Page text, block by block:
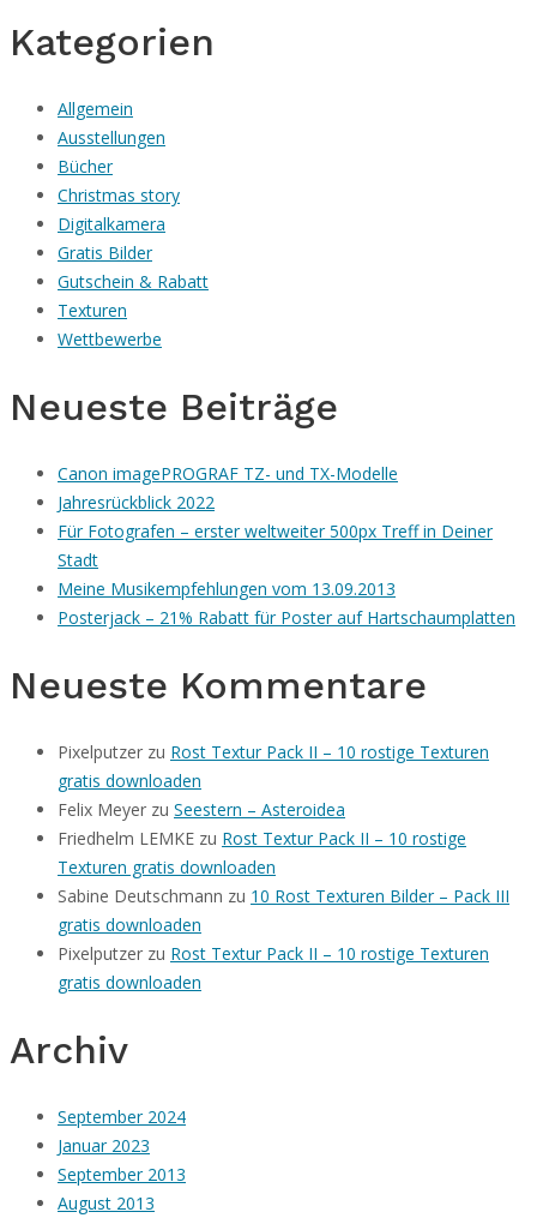
Kategorien
Allgemein
Ausstellungen
Bücher
Christmas story
Digitalkamera
Gratis Bilder
Gutschein & Rabatt
Texturen
Wettbewerbe
Neueste Beiträge
Canon imagePROGRAF TZ- und TX-Modelle
Jahresrückblick 2022
Für Fotografen – erster weltweiter 500px Treff in Deiner
Stadt
Meine Musikempfehlungen vom 13.09.2013
Posterjack – 21% Rabatt für Poster auf Hartschaumplatten
Neueste Kommentare
Pixelputzer zu Rost Textur Pack II – 10 rostige Texturen
gratis downloaden
Felix Meyer zu Seestern – Asteroidea
Friedhelm LEMKE zu Rost Textur Pack II – 10 rostige
Texturen gratis downloaden
Sabine Deutschmann zu 10 Rost Texturen Bilder – Pack III
gratis downloaden
Pixelputzer zu Rost Textur Pack II – 10 rostige Texturen
gratis downloaden
Archiv
September 2024
Januar 2023
September 2013
August 2013